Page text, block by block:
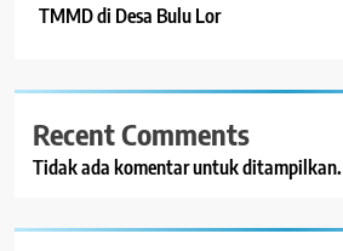
TMMD di Desa Bulu Lor
Recent Comments
Tidak ada komentar untuk ditampilkan.